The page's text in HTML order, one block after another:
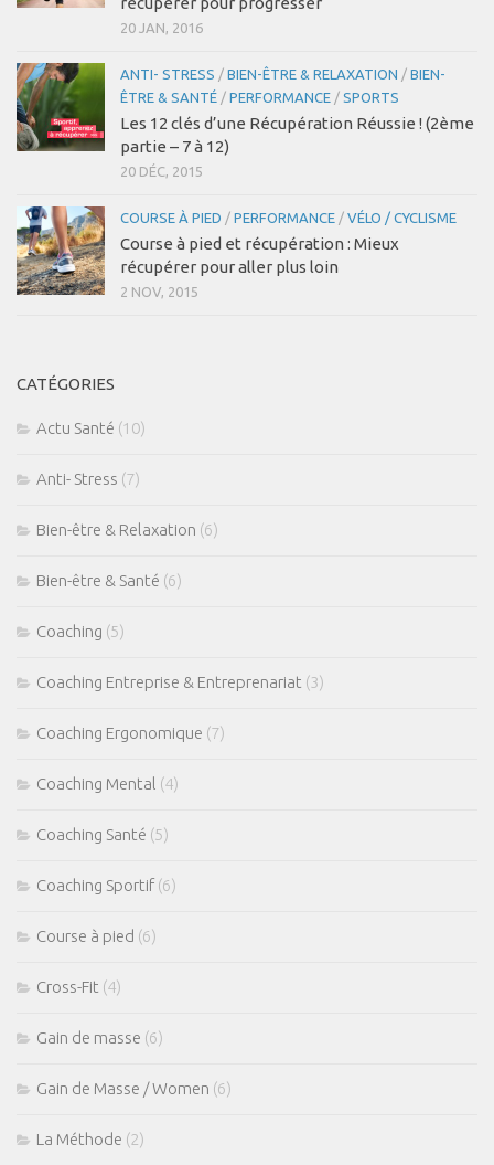
20 JAN, 2016
ANTI- STRESS / BIEN-ÊTRE & RELAXATION / BIEN-
ÊTRE & SANTÉ / PERFORMANCE / SPORTS
Les 12 clés d’une Récupération Réussie ! (2ème
partie – 7 à 12)
20 DÉC, 2015
COURSE À PIED / PERFORMANCE / VÉLO / CYCLISME
Course à pied et récupération : Mieux
récupérer pour aller plus loin
2 NOV, 2015
CATÉGORIES
Actu Santé (10)
Anti- Stress (7)
Bien-être & Relaxation (6)
Bien-être & Santé (6)
Coaching (5)
Coaching Entreprise & Entreprenariat (3)
Coaching Ergonomique (7)
Coaching Mental (4)
Coaching Santé (5)
Coaching Sportif(6)
Course à pied (6)
Cross-Fit (4)
Gain de masse (6)
Gain de Masse / Women (6)
La Méthode (2)